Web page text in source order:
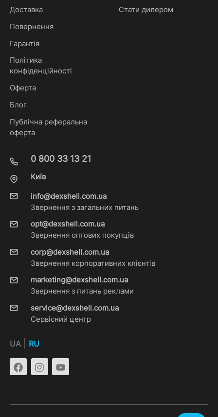
Доставка
Повернення
Гарантія
Політика
конфіденційності
Оферта
Блог
Публічна реферальна
оферта
Стати дилером
0 800 33 13 21
Київ
info@dexshell.com.ua
Звернення з загальних питань
opt@dexshell.com.ua
Звернення оптових покупців
corp@dexshell.com.ua
Звернення корпоративних клієнтів
marketing@dexshell.com.ua
Звернення з питань реклами
service@dexshell.com.ua
Сервісний центр
UA RU